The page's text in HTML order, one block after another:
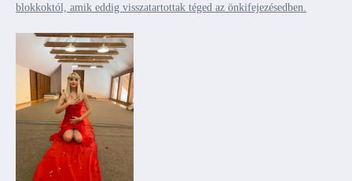
blokkoktól, amik eddig visszatartottak téged az önkifejezésedben.